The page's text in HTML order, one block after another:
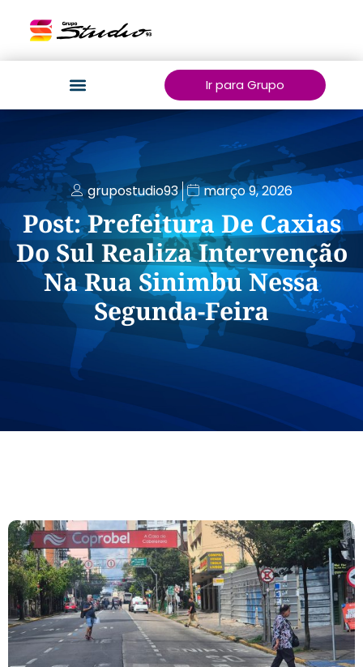
Ir para Grupo
grupostudio93 março 9, 2026
Post: Prefeitura De Caxias
Do Sul Realiza Intervenção
Na Rua Sinimbu Nessa
Segunda-Feira